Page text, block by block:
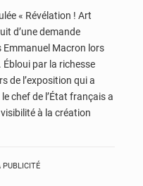
« Révélation ! Art
d’une demande
Macron lors
par la richesse
de l’exposition qui a
chef de l’État français a
à la création
PUBLICITÉ